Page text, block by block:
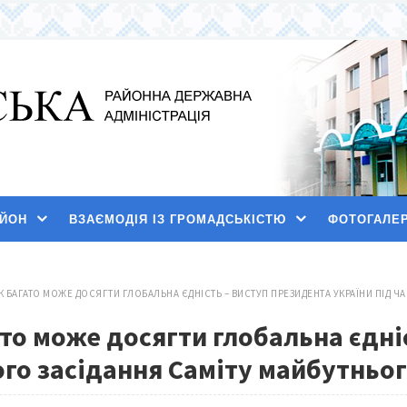
ВЗАЄМОДІЯ ІЗ ГРОМАДСЬКІСТЮ
МОЖЕ ДОСЯГТИ ГЛОБАЛЬНА ЄДНІСТЬ – ВИСТУП ПРЕЗИДЕНТА УКРАЇНИ ПІД
може досягти глобальна
засідання Саміту